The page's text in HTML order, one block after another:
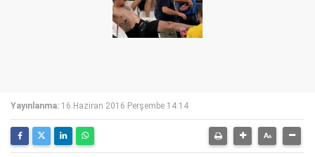
Yayınlanma: 16 Haziran 2016 Perşembe 14:14